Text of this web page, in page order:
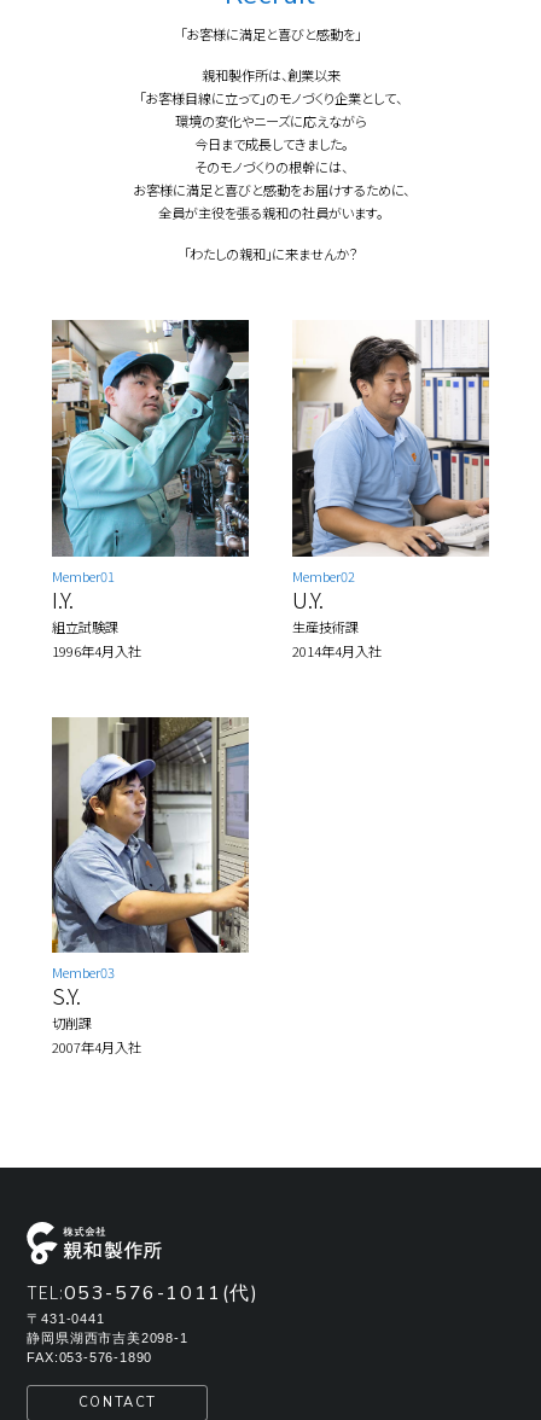
「お客様に満足と喜びと感動を」
親和製作所は、創業以来
「お客様目線に立って」のモノづくり企業として、
環境の変化やニーズに応えながら
今日まで成長してきました。
そのモノづくりの根幹には、
お客様に満足と喜びと感動をお届けするために、
全員が主役を張る親和の社員がいます。
「わたしの親和」に来ませんか？
Member01
I.Y.
組立試験課
1996年4月入社
Member02
U.Y.
生産技術課
2014年4月入社
Member03
S.Y.
切削課
2007年4月入社
TEL:053-576-1011(代)
〒431-0441
静岡県湖西市吉美2098-1
FAX:053-576-1890
CONTACT